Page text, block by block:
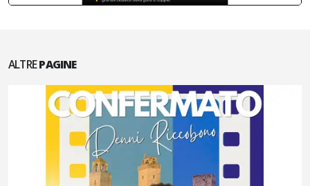
ALTREPAGINE